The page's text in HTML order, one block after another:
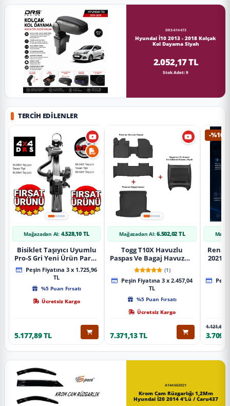
DRS-614473
Hyundai İ10 2013 - 2018 Kolçak
Kol Dayama Siyah
2.052,17 TL
Stok Adet: 9
TERCIH EDILENLER
Mağazadan Al: 4.528,10 TL
Bisiklet Taşıyıcı Uyumlu
Pro-S Gri Yeni Ürün Parça
Tavan Tipi Bisiklet
Taşıyıcı
Peşin Fiyatına 3 x 1.725,96
TL
%5 Puan Fırsatı
Ücretsiz Kargo
5.177,89 TL
Mağazadan Al: 6.502,02 TL
Togg T10X Havuzlu
Paspas Ve Bagaj Havuzu +
Siyah Organizer
(1)
Peşin Fiyatına 3 x 2.457,04
TL
%5 Puan Fırsatı
Ücretsiz Kargo
7.371,13 TL
-%10
2021
4.121,65 TL
A144662021
Krom Cam Rüzgarlığı 1,2Mm
Hyundai İ20 2014 4'Lü / Caru437